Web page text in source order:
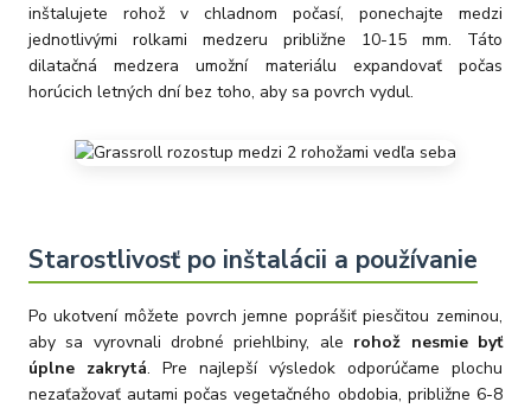
inštalujete rohož v chladnom počasí, ponechajte medzi
jednotlivými rolkami medzeru približne 10-15 mm. Táto
dilatačná medzera umožní materiálu expandovať počas
horúcich letných dní bez toho, aby sa povrch vydul.
Starostlivosť po inštalácii a používanie
Po ukotvení môžete povrch jemne poprášiť piesčitou zeminou,
aby sa vyrovnali drobné priehlbiny, ale rohož nesmie byť
úplne zakrytá. Pre najlepší výsledok odporúčame plochu
nezaťažovať autami počas vegetačného obdobia, približne 6-8